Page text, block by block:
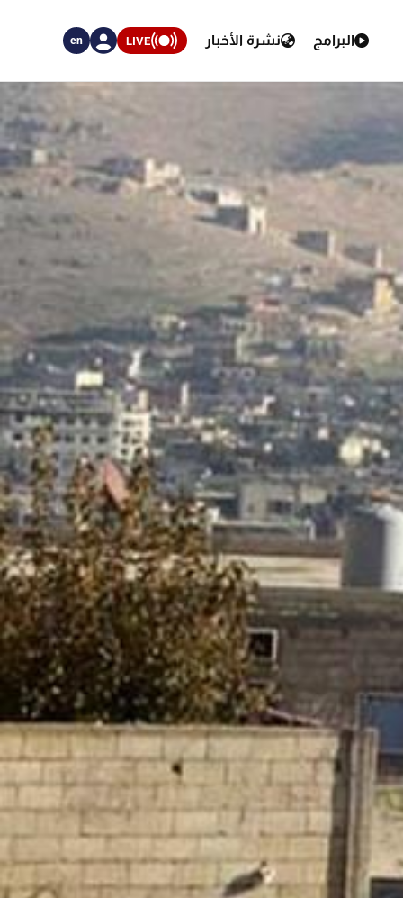
البرامج نشرة الأخبار LIVE
en